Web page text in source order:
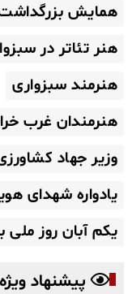
همایش
هنر تئاتر در
هنرمند سبزواری
هنرمندان غرب
وزیر جهاد
یادواره شهدای
یکم آبان روز ملی
پیشنهاد ویژه